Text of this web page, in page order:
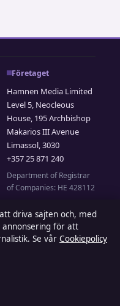
Företaget
Hamnen Media Limited
Level 5, Neocleous
House, 195 Archbishop
Makarios III Avenue
Limassol, 3030
+357 25 871 240
Department of Registrar
of Companies: HE 428112
Om oss
Om oss
driva sajten och, med
annonsering för att
Se vår Cookiepolicy